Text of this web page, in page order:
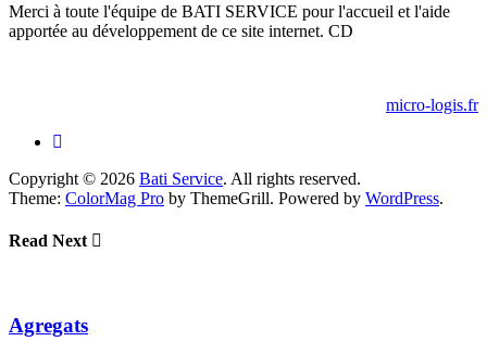
Merci à toute l'équipe de BATI SERVICE pour l'accueil et l'aide
apportée au développement de ce site internet. CD
micro-logis.fr
Copyright © 2026 Bati Service. All rights reserved.
Theme: ColorMag Pro by ThemeGrill. Powered by WordPress.
Read Next
Agregats